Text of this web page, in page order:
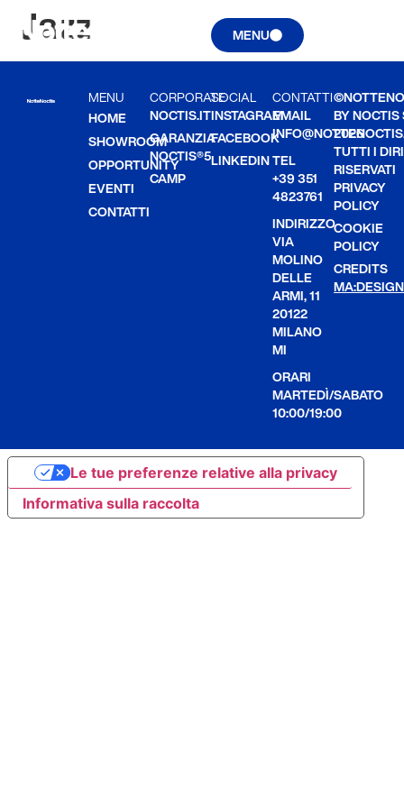
MENU
Jazz
MENU
HOME
SHOWROOM
OPPORTUNITY
EVENTI
CONTATTI
CORPORATE
NOCTIS.IT
GARANZIA
NOCTIS®5
CAMP
SOCIAL
INSTAGRAM
FACEBOOK
LINKEDIN
CONTATTI
EMAIL
TEL
+39 351
4823761
INDIRIZZO
VIA
MOLINO
DELLE
ARMI, 11
20122
MILANO
MI
ORARI
MARTEDÌ/SABATO
10:00/19:00
BY NOCTIS
2026
TUTTI I
RISERVATI
PRIVACY
POLICY
COOKIE
POLICY
CREDITS
MA:DESIGN
Informativa sulla raccolta
Le tue preferenze relative alla privacy